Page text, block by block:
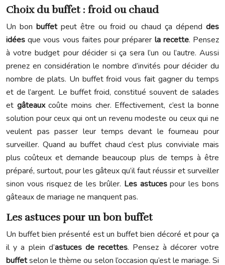
Choix du buffet : froid ou chaud
Un bon buffet peut être ou froid ou chaud ça dépenddes
idées que vous vous faites pour préparer la recette. Pensez
à votre budget pour décider si ça sera l’un ou l’autre. Aussi
prenez en considération le nombre d’invités pour décider du
nombre de plats. Un buffet froid vous fait gagner du temps
et de l’argent. Le buffet froid, constitué souvent de salades
et gâteauxcoûte moins cher. Effectivement, c’est la bonne
solution pour ceux qui ont un revenu modeste ou ceux qui ne
veulent pas passer leur temps devant le fourneau pour
surveiller. Quand au buffet chaud c’est plus conviviale mais
plus coûteux et demande beaucoup plus de temps à être
préparé, surtout, pour les gâteux qu’il faut réussir et surveiller
sinon vous risquez de les brûler. Les astucespour les bons
gâteaux de mariage ne manquent pas.
Les astuces pour un bon buffet
Un buffet bien présenté est un buffet bien décoré et pour ça
il y a plein d’astuces de recettes. Pensez à décorer votre
buffetselon le thème ou selon l’occasion qu’est le mariage. Si